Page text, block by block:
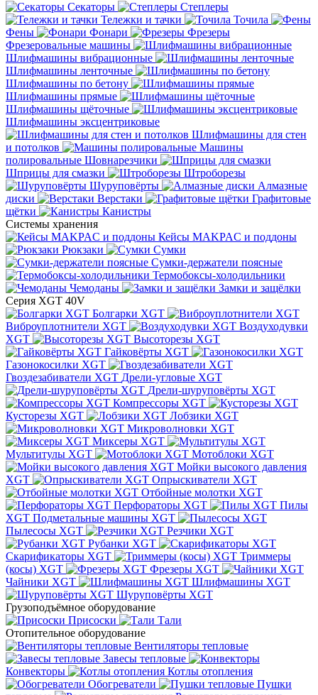
Секаторы
Степлеры
Тележки и тачки
Точила
Фены
Фонари
Фрезеры
Фрезеровальные машины
Шлифмашины вибрационные
Шлифмашины ленточные
Шлифмашины по бетону
Шлифмашины прямые
Шлифмашины щёточные
Шлифмашины эксцентриковые
Шлифмашины для стен
и потолков
Машины
полировальные Шовнарезчики
Шприцы для смазки
Штроборезы
Шуруповёрты
Алмазные
диски
Верстаки
Графитовые
щётки
Канистры
Системы хранения
Кейсы MAKPAC и поддоны
Рюкзаки
Сумки
Сумки-держатели поясные
Термобоксы-холодильники
Чемоданы
Замки и защёлки
Серия XGT 40V
Болгарки XGT
Виброуплотнители XGT
Воздуходувки
XGT
Высоторезы XGT
Гайковёрты XGT
Газонокосилки XGT
Гвоздезабиватели XGT Дрели-угловые XGT
Дрели-шуруповёрты XGT
Компрессоры XGT
Кусторезы XGT
Лобзики XGT
Микроволновки XGT
Миксеры XGT
Мультитулы XGT
Мотоблоки XGT
Мойки высокого давления
XGT
Опрыскиватели XGT
Отбойные молотки XGT
Перфораторы XGT
Пилы
XGT Подметальные машины XGT
Пылесосы XGT
Резчики XGT
Рубанки XGT
Скарификаторы XGT
Триммеры
(косы) XGT
Фрезеры XGT
Чайники XGT
Шлифмашины XGT
Шуруповёрты XGT
Грузоподъёмное оборудование
Присоски
Тали
Отопительное оборудование
Вентиляторы тепловые
Завесы тепловые
Конвекторы
Котлы отопления
Обогреватели
Пушки